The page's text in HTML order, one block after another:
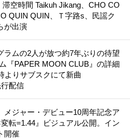
空時間 Taikuh Jikang、CHO CO
QUIN QUIN、Ｔ字路s、民謡ク
が出演
ラムの2人が放つ約7年ぶりの待望
『PAPER MOON CLUB』の詳細
よりサブスクにて新曲
行配信
メジャー・デビュー10周年記念ア
転=1.44』ビジュアル公開。イン
開催